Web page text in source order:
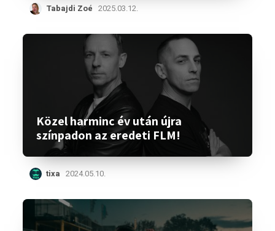
Tabajdi Zoé 2025.03.12.
Közel harminc év után újra
színpadon az eredeti FLM!
tixa 2024.05.10.